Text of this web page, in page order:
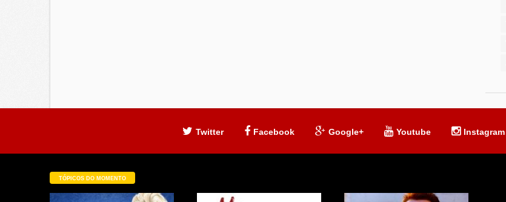
Twitter Facebook Google+ Youtube Instagram
TÓPICOS DO MOMENTO